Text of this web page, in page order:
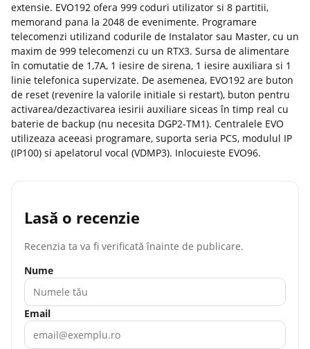
extensie. EVO192 ofera 999 coduri utilizator si 8 partitii,
memorand pana la 2048 de evenimente. Programare
telecomenzi utilizand codurile de Instalator sau Master, cu un
maxim de 999 telecomenzi cu un RTX3. Sursa de alimentare
în comutatie de 1,7A, 1 iesire de sirena, 1 iesire auxiliara si 1
linie telefonica supervizate. De asemenea, EVO192 are buton
de reset (revenire la valorile initiale si restart), buton pentru
activarea/dezactivarea iesirii auxiliare siceas în timp real cu
baterie de backup (nu necesita DGP2-TM1). Centralele EVO
utilizeaza aceeasi programare, suporta seria PCS, modulul IP
(IP100) si apelatorul vocal (VDMP3). Inlocuieste EVO96.
Lasă o recenzie
Recenzia ta va fi verificată înainte de publicare.
Nume
Email